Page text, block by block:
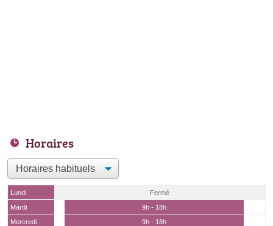
Horaires
Lundi
Fermé
Mardi
9h - 18h
Mercredi
9h - 18h